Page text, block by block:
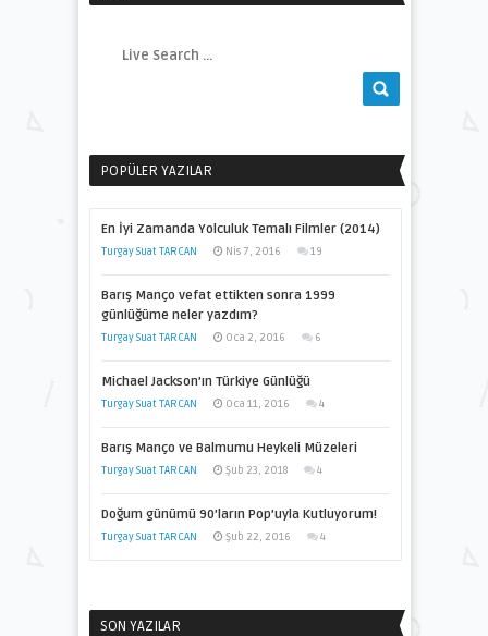
POPÜLER YAZILAR
En İyi Zamanda Yolculuk Temalı Filmler (2014)
Turgay Suat TARCAN Nis 7, 2016 19
Barış Manço vefat ettikten sonra 1999
günlüğüme neler yazdım?
Turgay Suat TARCAN Oca 2, 2016 6
Michael Jackson’ın Türkiye Günlüğü
Turgay Suat TARCAN Oca 11, 2016 4
Barış Manço ve Balmumu Heykeli Müzeleri
Turgay Suat TARCAN Şub 23, 2018 4
Doğum günümü 90’ların Pop’uyla Kutluyorum!
Turgay Suat TARCAN Şub 22, 2016 4
SON YAZILAR